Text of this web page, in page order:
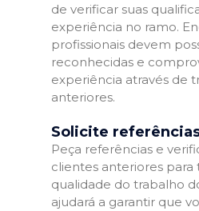
de verificar suas
experiência no ramo.
profissionais devem
reconhecidas e
experiência através de
anteriores.
Solicite
Peça referências e
clientes anteriores para
qualidade do trabalho
ajudará a garantir que